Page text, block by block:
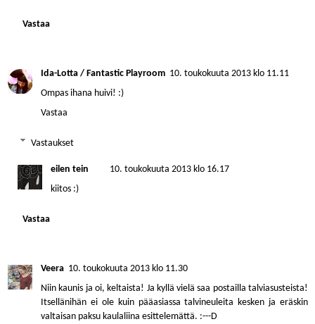
Vastaa
Ida-Lotta / Fantastic Playroom 10. toukokuuta 2013 klo 11.11
Ompas ihana huivi! :)
Vastaa
Vastaukset
eilen tein
10. toukokuuta 2013 klo 16.17
kiitos :)
Vastaa
Veera 10. toukokuuta 2013 klo 11.30
Niin kaunis ja oi, keltaista! Ja kyllä vielä saa postailla talviasusteista!
Itsellänihän ei ole kuin pääasiassa talvineuleita kesken ja eräskin
valtaisan paksu kaulaliina esittelemättä. :---D